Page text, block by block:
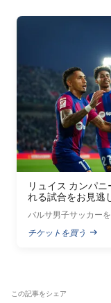
FC Barcelona club badge
リュイス カンパ
れる試合をお見逃
バルサ男子サッカー
チケットを買う
PUBLISHED NEWS
この記事をシェア